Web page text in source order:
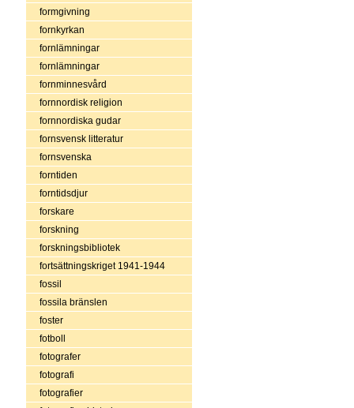
formgivning
fornkyrkan
fornlämningar
fornlämningar
fornminnesvård
fornnordisk religion
fornnordiska gudar
fornsvensk litteratur
fornsvenska
forntiden
forntidsdjur
forskare
forskning
forskningsbibliotek
fortsättningskriget 1941-1944
fossil
fossila bränslen
foster
fotboll
fotografer
fotografi
fotografier